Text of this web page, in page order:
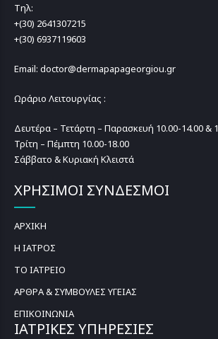
Τηλ:
+(30) 2641307215
+(30) 6937119603
Email: doctor@dermapapageorgiou.gr
Ωράριο Λειτουργίας :
Δευτέρα – Τετάρτη – Παρασκευή 10.00-14.00 &
Τρίτη – Πέμπτη 10.00-18.00
Σάββατο & Κυριακή Κλειστά
ΧΡΗΣΙΜΟΙ ΣΥΝΔΕΣΜΟΙ
ΑΡΧΙΚΗ
Η ΙΑΤΡΟΣ
ΤΟ ΙΑΤΡΕΙΟ
ΑΡΘΡΑ & ΣΥΜΒΟΥΛΕΣ ΥΓΕΙΑΣ
ΕΠΙΚΟΙΝΩΝΙΑ
ΙΑΤΡΙΚΕΣ ΥΠΗΡΕΣΙΕΣ